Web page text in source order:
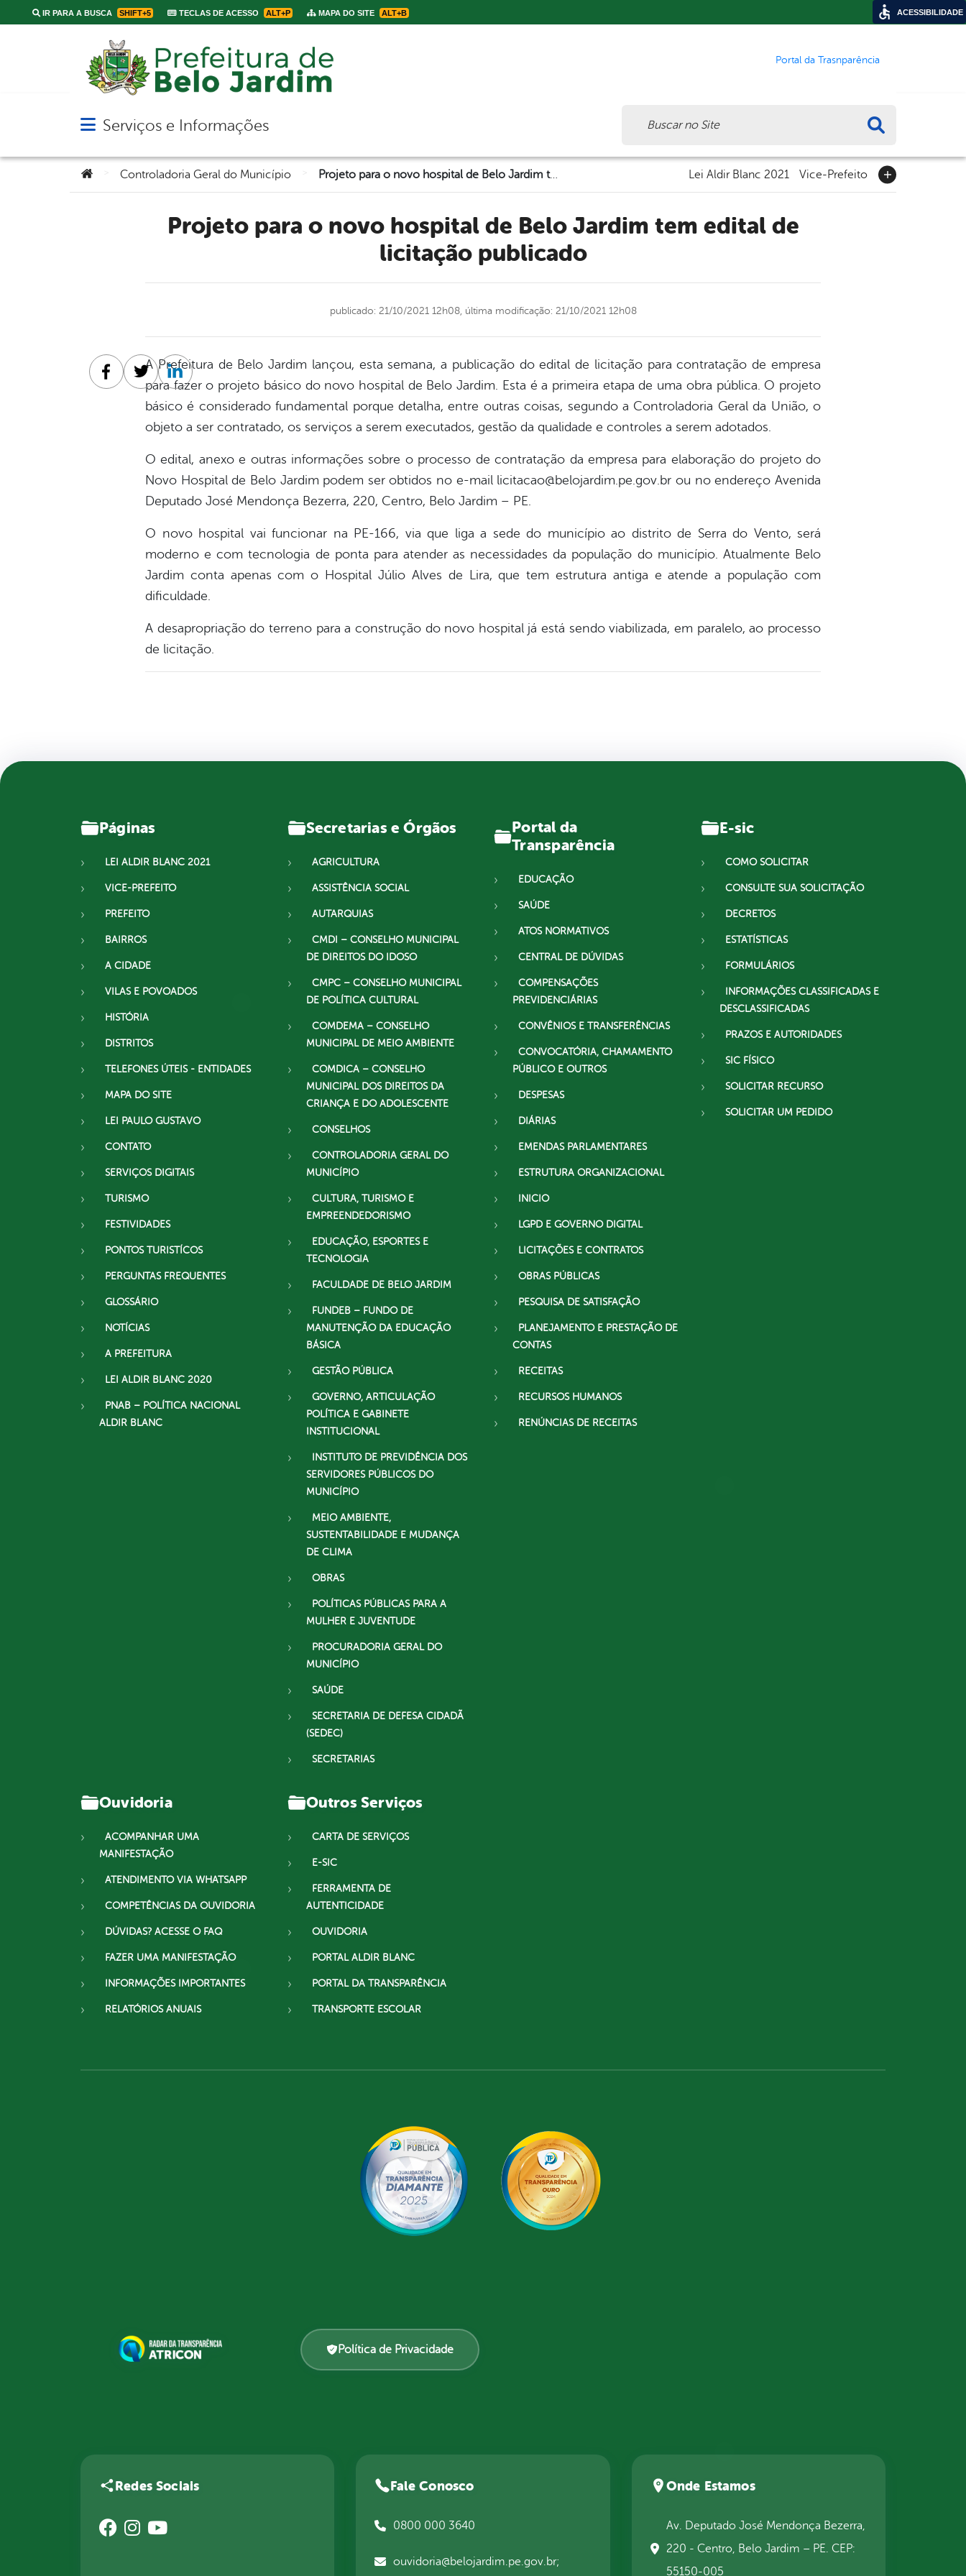
IR PARA A BUSCA SHIFT+5 TECLAS DE ACESSO ALT+P MAPA DO SITE ALT+B
Portal da Trasnparência
Abrir menu principal de navegação
Serviços e Informações
Você está aqui:Controladoria Geral do Município Projeto para o novo hospital de Belo Jardim tem edital de licitação publicado Lei Aldir Blanc 2021 Vice-Prefeito
Projeto para o novo hospital de Belo Jardim tem edital de
licitação publicado
publicado: 21/10/2021 12h08, última modificação: 21/10/2021 12h08
A Prefeitura de Belo Jardim lançou, esta semana, a publicação do edital de licitação para contratação de empresa
para fazer o projeto básico do novo hospital de Belo Jardim. Esta é a primeira etapa de uma obra pública. O projeto
básico é considerado fundamental porque detalha, entre outras coisas, segundo a Controladoria Geral da União, o
objeto a ser contratado, os serviços a serem executados, gestão da qualidade e controles a serem adotados.
O edital, anexo e outras informações sobre o processo de contratação da empresa para elaboração do projeto do
Novo Hospital de Belo Jardim podem ser obtidos no e-mail licitacao@belojardim.pe.gov.br ou no endereço Avenida
Deputado José Mendonça Bezerra, 220, Centro, Belo Jardim – PE.
O novo hospital vai funcionar na PE-166, via que liga a sede do município ao distrito de Serra do Vento, será
moderno e com tecnologia de ponta para atender as necessidades da população do município. Atualmente Belo
Jardim conta apenas com o Hospital Júlio Alves de Lira, que tem estrutura antiga e atende a população com
dificuldade.
A desapropriação do terreno para a construção do novo hospital já está sendo viabilizada, em paralelo, ao processo
de licitação.
Facebook
TwitterLinkedin
Páginas
LEI ALDIR BLANC 2021
VICE-PREFEITO
PREFEITO
BAIRROS
A CIDADE
VILAS E POVOADOS
HISTÓRIA
DISTRITOS
TELEFONES ÚTEIS - ENTIDADES
MAPA DO SITE
LEI PAULO GUSTAVO
CONTATO
SERVIÇOS DIGITAIS
TURISMO
FESTIVIDADES
PONTOS TURISTÍCOS
PERGUNTAS FREQUENTES
GLOSSÁRIO
NOTÍCIAS
A PREFEITURA
LEI ALDIR BLANC 2020
PNAB – POLÍTICA NACIONAL
ALDIR BLANC
Secretarias e Órgãos
AGRICULTURA
ASSISTÊNCIA SOCIAL
AUTARQUIAS
CMDI – CONSELHO MUNICIPAL
DE DIREITOS DO IDOSO
CMPC – CONSELHO MUNICIPAL
DE POLÍTICA CULTURAL
COMDEMA – CONSELHO
MUNICIPAL DE MEIO AMBIENTE
COMDICA – CONSELHO
MUNICIPAL DOS DIREITOS DA
CRIANÇA E DO ADOLESCENTE
CONSELHOS
CONTROLADORIA GERAL DO
MUNICÍPIO
CULTURA, TURISMO E
EMPREENDEDORISMO
EDUCAÇÃO, ESPORTES E
TECNOLOGIA
FACULDADE DE BELO JARDIM
FUNDEB – FUNDO DE
MANUTENÇÃO DA EDUCAÇÃO
BÁSICA
GESTÃO PÚBLICA
GOVERNO, ARTICULAÇÃO
POLÍTICA E GABINETE
INSTITUCIONAL
INSTITUTO DE PREVIDÊNCIA DOS
SERVIDORES PÚBLICOS DO
MUNICÍPIO
MEIO AMBIENTE,
SUSTENTABILIDADE E MUDANÇA
DE CLIMA
OBRAS
POLÍTICAS PÚBLICAS PARA A
MULHER E JUVENTUDE
PROCURADORIA GERAL DO
MUNICÍPIO
SAÚDE
SECRETARIA DE DEFESA CIDADÃ
(SEDEC)
SECRETARIAS
Portal da
Transparência
EDUCAÇÃO
SAÚDE
ATOS NORMATIVOS
CENTRAL DE DÚVIDAS
COMPENSAÇÕES
PREVIDENCIÁRIAS
CONVÊNIOS E TRANSFERÊNCIAS
CONVOCATÓRIA, CHAMAMENTO
PÚBLICO E OUTROS
DESPESAS
DIÁRIAS
EMENDAS PARLAMENTARES
ESTRUTURA ORGANIZACIONAL
INICIO
LGPD E GOVERNO DIGITAL
LICITAÇÕES E CONTRATOS
OBRAS PÚBLICAS
PESQUISA DE SATISFAÇÃO
PLANEJAMENTO E PRESTAÇÃO DE
CONTAS
RECEITAS
RECURSOS HUMANOS
RENÚNCIAS DE RECEITAS
E-sic
COMO SOLICITAR
CONSULTE SUA SOLICITAÇÃO
DECRETOS
ESTATÍSTICAS
FORMULÁRIOS
INFORMAÇÕES CLASSIFICADAS E
DESCLASSIFICADAS
PRAZOS E AUTORIDADES
SIC FÍSICO
SOLICITAR RECURSO
SOLICITAR UM PEDIDO
Ouvidoria
ACOMPANHAR UMA
MANIFESTAÇÃO
ATENDIMENTO VIA WHATSAPP
COMPETÊNCIAS DA OUVIDORIA
DÚVIDAS? ACESSE O FAQ
FAZER UMA MANIFESTAÇÃO
INFORMAÇÕES IMPORTANTES
RELATÓRIOS ANUAIS
Outros Serviços
CARTA DE SERVIÇOS
E-SIC
FERRAMENTA DE
AUTENTICIDADE
OUVIDORIA
PORTAL ALDIR BLANC
PORTAL DA TRANSPARÊNCIA
TRANSPORTE ESCOLAR
Política de Privacidade
Redes Sociais Fale Conosco
0800 000 3640
ouvidoria@belojardim.pe.gov.br;
Onde Estamos
Av. Deputado José Mendonça Bezerra,
220 - Centro, Belo Jardim – PE. CEP:
55150-005
ACESSIBILIDADE